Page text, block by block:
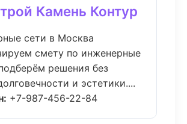
Камень Контур
сети в Москва
смету по инженерные
решения без
и эстетики....
+7-987-456-22-84